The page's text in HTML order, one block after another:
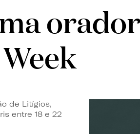
de Litígios,
entre 18 e 22